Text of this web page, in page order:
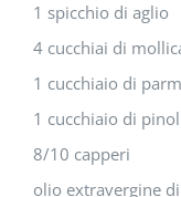
1 spicchio di aglio
4 cucchiai di
1 cucchiaio di
1 cucchiaio di
8/10 capperi
olio extravergine